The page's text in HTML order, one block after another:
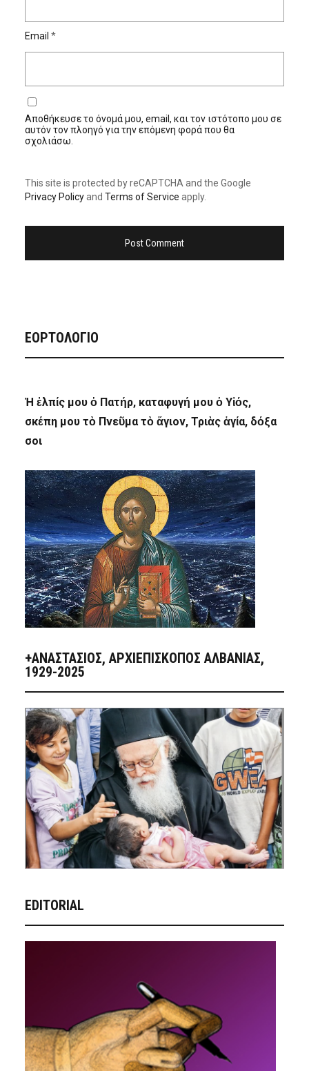
Email *
Αποθήκευσε το όνομά μου, email, και τον ιστότοπο μου σε
αυτόν τον πλοηγό για την επόμενη φορά που θα
σχολιάσω.
This site is protected by reCAPTCHA and the Google
Privacy Policyand Terms of Service apply.
ΕΟΡΤΟΛΟΓΙΟ
Ἡ ἐλπίς μου ὁ Πατήρ, καταφυγή μου ὁ Υἱός,
σκέπη μου τὸ Πνεῦμα τὸ ἅγιον, Τριὰς ἁγία, δόξα
σοι
+ΑΝΑΣΤΆΣΙΟΣ, ΑΡΧΙΕΠΊΣΚΟΠΟΣ ΑΛΒΑΝΊΑΣ,
1929-2025
EDITORIAL